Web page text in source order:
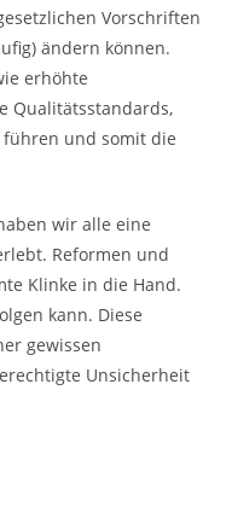
Vorschriften
ändern können.
erhöhte
Qualitätsstandards,
und somit die
wir alle eine
Reformen und
Klinke in die Hand.
kann. Diese
gewissen
Unsicherheit